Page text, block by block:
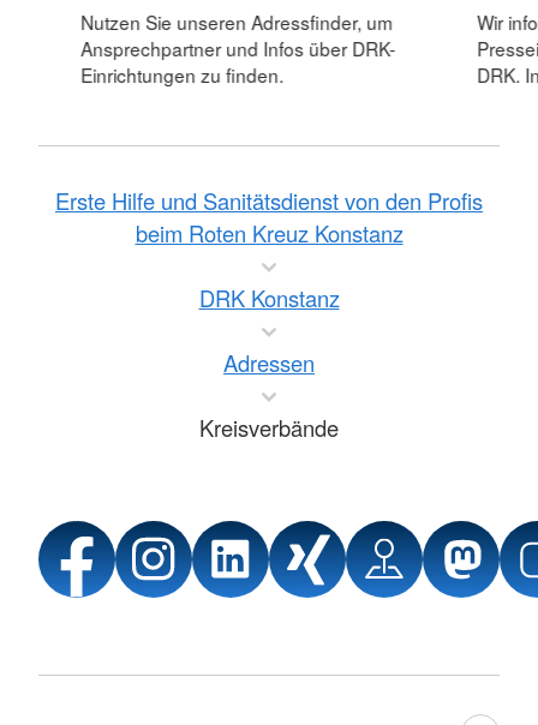
Nutzen Sie unseren Adressfinder, um
Ansprechpartner und Infos über DRK-
Einrichtungen zu finden.
Wir
DRK.
Erste Hilfe und Sanitätsdienst von den Profis
beim Roten Kreuz Konstanz
DRK Konstanz
Adressen
Kreisverbände